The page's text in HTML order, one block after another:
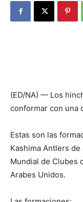
(ED/NA) — Los
conformar con una
Estas son las
Kashima Antlers
Mundial de Clubes
Arabes Unidos.